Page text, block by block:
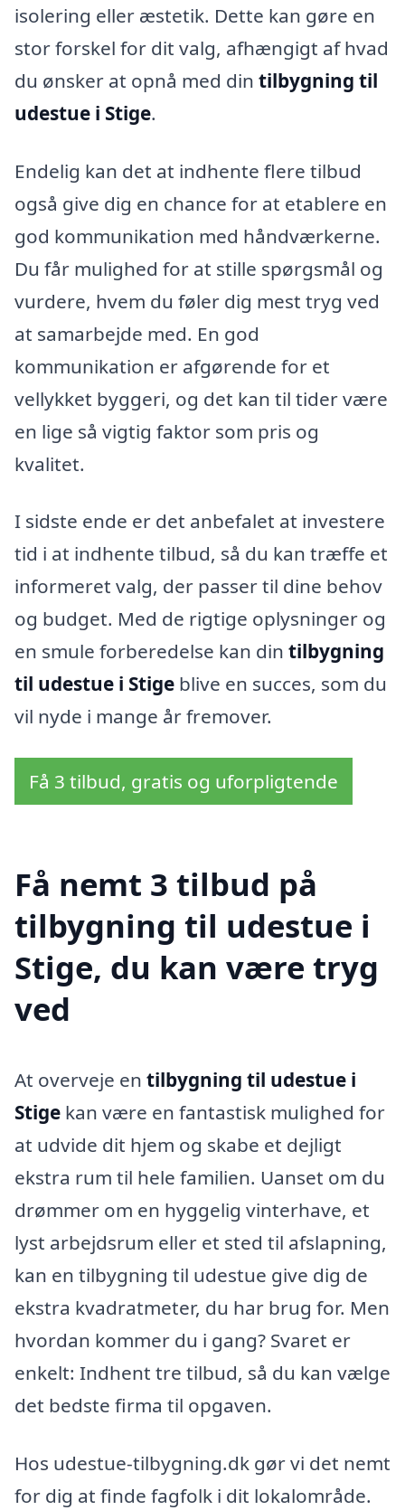
isolering eller æstetik. Dette kan gøre en
stor forskel for dit valg, afhængigt af hvad
du ønsker at opnå med din tilbygning til
udestue i Stige.
Endelig kan det at indhente flere tilbud
også give dig en chance for at etablere en
god kommunikation med håndværkerne.
Du får mulighed for at stille spørgsmål og
vurdere, hvem du føler dig mest tryg ved
at samarbejde med. En god
kommunikation er afgørende for et
vellykket byggeri, og det kan til tider være
en lige så vigtig faktor som pris og
kvalitet.
I sidste ende er det anbefalet at investere
tid i at indhente tilbud, så du kan træffe et
informeret valg, der passer til dine behov
og budget. Med de rigtige oplysninger og
en smule forberedelse kan din tilbygning
til udestue i Stige blive en succes, som du
vil nyde i mange år fremover.
Få 3 tilbud, gratis og uforpligtende
Få nemt 3 tilbud på
tilbygning til udestue i
Stige, du kan være tryg
ved
At overveje en tilbygning til udestue i
Stige kan være en fantastisk mulighed for
at udvide dit hjem og skabe et dejligt
ekstra rum til hele familien. Uanset om du
drømmer om en hyggelig vinterhave, et
lyst arbejdsrum eller et sted til afslapning,
kan en tilbygning til udestue give dig de
ekstra kvadratmeter, du har brug for. Men
hvordan kommer du i gang? Svaret er
enkelt: Indhent tre tilbud, så du kan vælge
det bedste firma til opgaven.
Hos udestue-tilbygning.dk gør vi det nemt
for dig at finde fagfolk i dit lokalområde.